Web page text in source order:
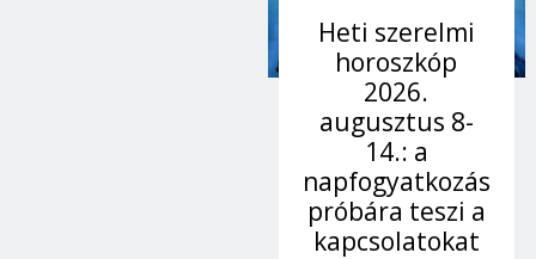
Heti szerelmi
horoszkóp
2026.
augusztus 8-
14.: a
napfogyatkozás
próbára teszi a
kapcsolatokat